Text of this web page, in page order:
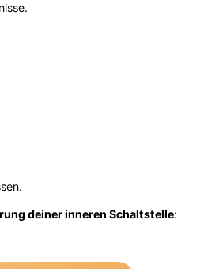
deiner inneren Schaltstelle: